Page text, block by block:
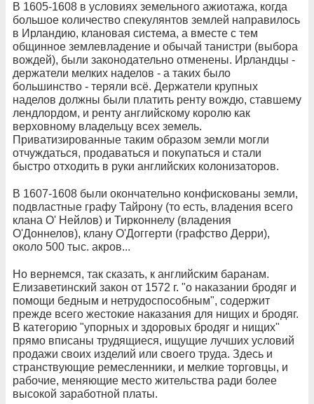
В 1605-1608 в условиях земельного ажиотажа, когда
большое количество спекулянтов землей направилось
в Ирландию, клановая система, а вместе с тем
общинное землевладение и обычай танистри (выбора
вождей), были законодательно отменены. Ирландцы -
держатели мелких наделов - а таких было
большинство - теряли всё. Держатели крупных
наделов должны были платить ренту вождю, ставшему
лендлордом, и ренту английскому королю как
верховному владельцу всех земель.
Приватизированные таким образом земли могли
отчуждаться, продаваться и покупаться и стали
быстро отходить в руки английских колонизаторов.
В 1607-1608 были окончательно конфискованы земли,
подвластные графу Тайрону (то есть, владения всего
клана О' Нейлов) и Тирконнелу (владения
О'Доннелов), клану О'Доггерти (графство Дерри),
около 500 тыс. акров...
Но вернемся, так сказать, к английским баранам.
Елизаветинский закон от 1572 г. "о наказании бродяг и
помощи бедным и нетрудоспособным", содержит
прежде всего жестокие наказания для нищих и бродяг.
В категорию "упорных и здоровых бродяг и нищих"
прямо вписаны трудящиеся, ищущие лучших условий
продажи своих изделий или своего труда. Здесь и
странствующие ремесленники, и мелкие торговцы, и
рабочие, меняющие место жительства ради более
высокой заработной платы.